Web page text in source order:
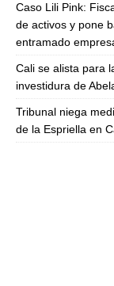
Caso Lili Pink:
de activos y pone
entramado
Cali se alista para
investidura de
Tribunal niega
de la Espriella en